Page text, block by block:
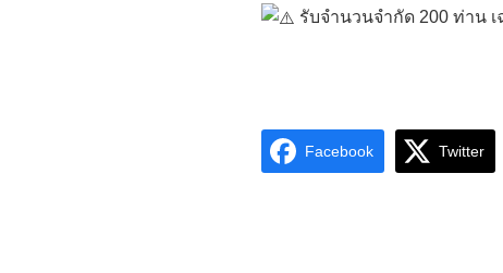
รับจำนวนจำกัด 200 ท่าน
Facebook Twitter